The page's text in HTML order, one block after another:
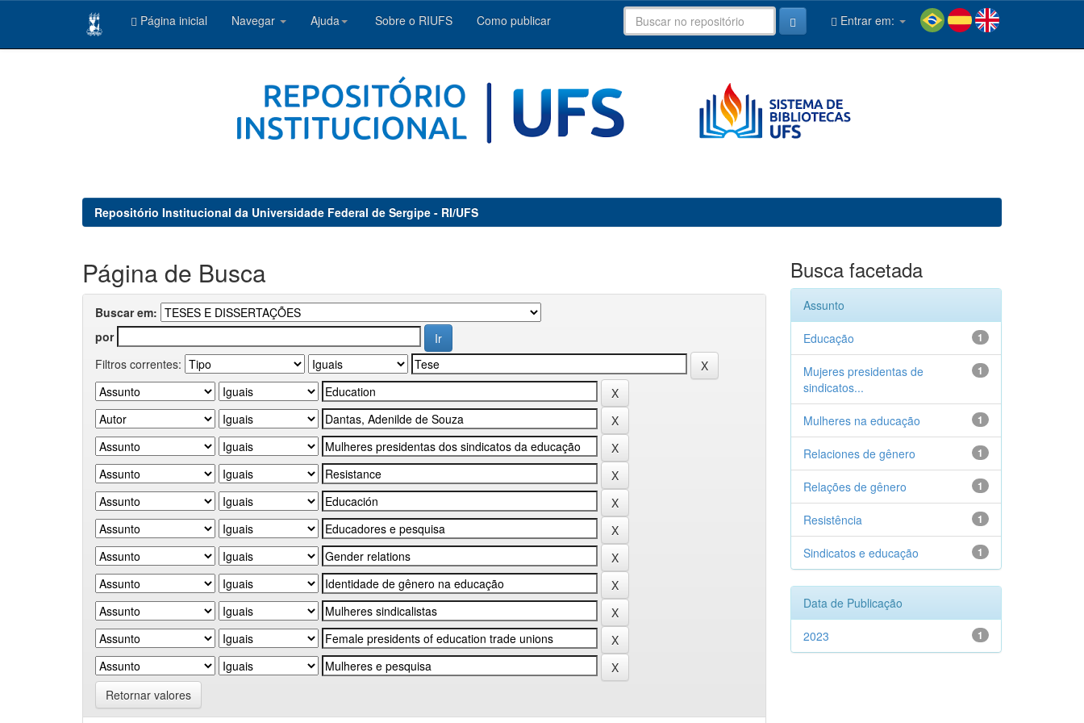
Página inicial Navegar Ajuda Sobre o RIUFS Como publicar Entrar em:
Repositório Institucional da Universidade Federal de Sergipe - RI/UFS
Página de Busca
Buscar em:
por
Filtros correntes:
Retornar valores
Busca facetada
Assunto
1
Educação
1
Mujeres presidentas de
sindicatos...
1
Mulheres na educação
1
Relaciones de gênero
1
Relações de gênero
1
Resistência
1
Sindicatos e educação
Data de Publicação
1
2023